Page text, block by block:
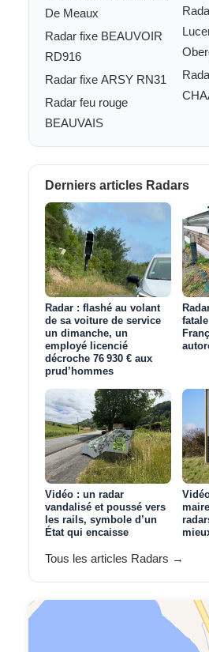
De Meaux
Radar fixe BEAUVOIR
RD916
Radar fixe ARSY RN31
Radar feu rouge
BEAUVAIS
Derniers articles Radars
Radar : flashé au volant
de sa voiture de service
un dimanche, un
employé licencié
décroche 76 930 € aux
prud’hommes
Vidéo : un radar
vandalisé et poussé vers
les rails, symbole d’un
État qui encaisse
Tous les articles Radars →